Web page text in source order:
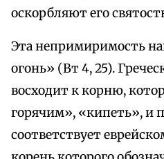
оскорбляют его
Эта непримиримость
огонь» (Вт 4, 25).
восходит к корню,
горячим», «кипеть», и
соответствует